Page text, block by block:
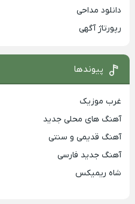
دانلود مداحی
رپورتاژ آگهی
پیوندها
غرب موزیک
آهنگ های محلی جدید
آهنگ قدیمی و سنتی
آهنگ جدید فارسی
شاه ریمیکس